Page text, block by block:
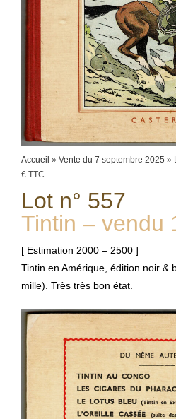
Accueil » Vente du 7 septembre 2025 »
€ TTC
Lot n° 557
Tintin – vendu
[ Estimation 2000 – 2500 ]
Tintin en Amérique, édition noir &
mille). Très très bon état.